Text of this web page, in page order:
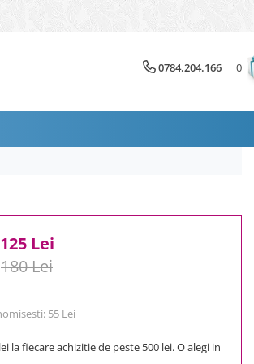
0784.204.166 0
125 Lei
180 Lei
55 Lei
la fiecare achizitie de peste 500 lei. O alegi in